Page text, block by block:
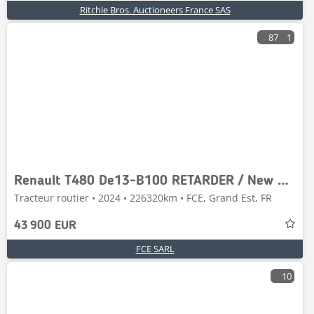
Ritchie Bros. Auctioneers France SAS
87 1
Renault T480 De13-B100 RETARDER / New Model 2024 endommagé
Tracteur routier • 2024 • 226320km • FCE, Grand Est, FR
43 900 EUR
FCE SARL
10